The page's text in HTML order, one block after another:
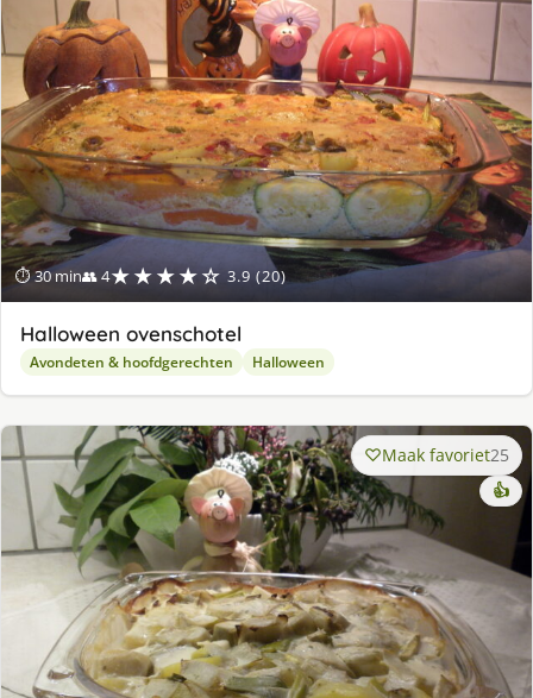
⏱ 30 min👥 4★★★★☆ 3.9 (20)
Halloween ovenschotel
Avondeten & hoofdgerechten Halloween
Maak favoriet25
👍